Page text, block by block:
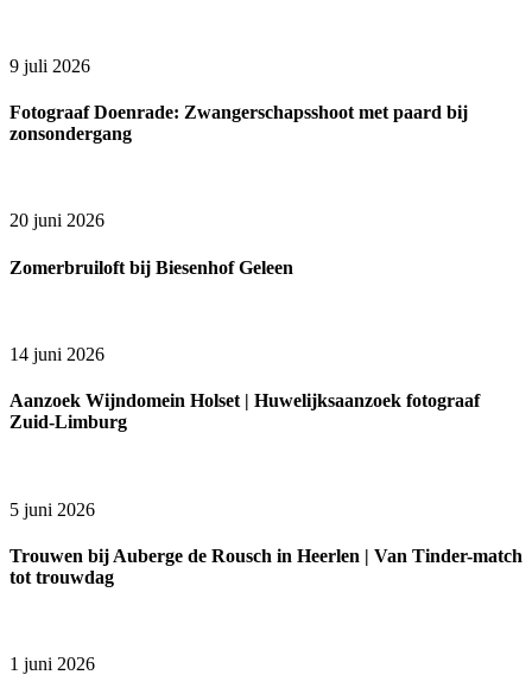
9 juli 2026
Fotograaf Doenrade: Zwangerschapsshoot met paard bij
zonsondergang
20 juni 2026
Zomerbruiloft bij Biesenhof Geleen
14 juni 2026
Aanzoek Wijndomein Holset | Huwelijksaanzoek fotograaf
Zuid-Limburg
5 juni 2026
Trouwen bij Auberge de Rousch in Heerlen | Van Tinder-match
tot trouwdag
1 juni 2026